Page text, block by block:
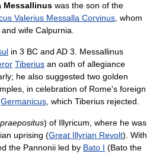
Messallinus was the son of the
Valerius Messalla Corvinus , whom
wife Calpurnia.
in 3 BC and AD 3. Messallinus
Tiberius an oath of allegiance
he also suggested two golden
in celebration of Rome's foreign
Germanicus , which Tiberius rejected.
praepositus) of Illyricum, where he was
uprising (Great Illyrian Revolt). With
the Pannonii led by Bato I (Bato the